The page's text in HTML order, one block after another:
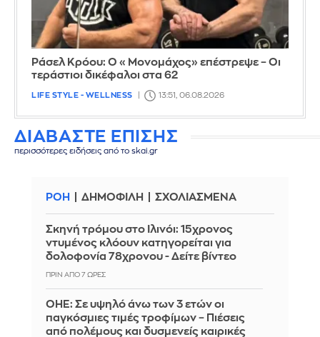
Ράσελ Κρόου: Ο «Μονομάχος» επέστρεψε – Οι
τεράστιοι δικέφαλοι στα 62
LIFE STYLE - WELLNESS 13:51, 06.08.2026
ΔΙΑΒΑΣΤΕ ΕΠΙΣΗΣ
περισσότερες ειδήσεις από το skai.gr
ΡΟΗ ΔΗΜΟΦΙΛΗ ΣΧΟΛΙΑΣΜΕΝΑ
Σκηνή τρόμου στο Ιλινόι: 15χρονος
ντυμένος κλόουν κατηγορείται για
δολοφονία 78χρονου - Δείτε βίντεο
ΠΡΙΝ ΑΠΌ 7 ΏΡΕΣ
ΟΗΕ: Σε υψηλό άνω των 3 ετών οι
παγκόσμιες τιμές τροφίμων – Πιέσεις
από πολέμους και δυσμενείς καιρικές